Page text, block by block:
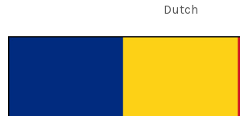
Dutch